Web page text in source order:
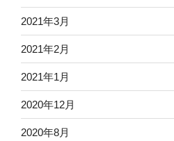
2021年3月
2021年2月
2021年1月
2020年12月
2020年8月